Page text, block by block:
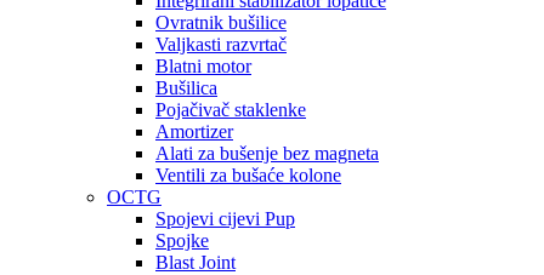
Ovratnik bušilice
Valjkasti razvrtač
Blatni motor
Bušilica
Pojačivač staklenke
Amortizer
Alati za bušenje bez magneta
Ventili za bušaće kolone
OCTG
Spojevi cijevi Pup
Spojke
Blast Joint